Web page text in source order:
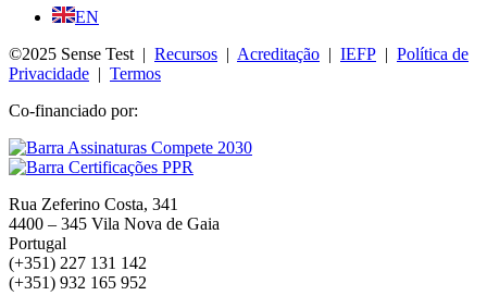
EN
©2025 Sense Test | Recursos | Acreditação | IEFP | Política de
Privacidade | Termos
Co-financiado por:
Rua Zeferino Costa, 341
4400 – 345 Vila Nova de Gaia
Portugal
(+351) 227 131 142
(+351) 932 165 952